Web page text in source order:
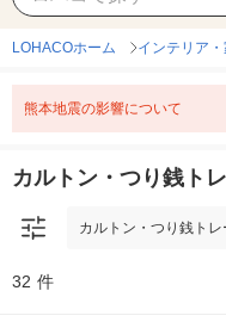
カルトン・つり銭トレ
LOHACOホーム インテリア
熊本地震の影響について
カルトン・つり銭ト
カルトン・つり銭トレ
32 件